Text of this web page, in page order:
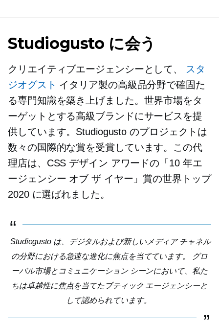
Studiogusto に会う
クリエイティブエージェンシーとして、
スタ
ジオグスト イタリア製の高級品分野で確固た
る専門知識を築き上げました。世界市場をタ
ーゲットとする高級ブランドにサービスを提
供しています。Studiogusto のプロジェクトは
数々の国際的な賞を受賞しています。この代
理店は、CSS デザイン アワードの「10 年エ
ージェンシー オブ ザ イヤー」賞の世界トップ
2020 に選ばれました。
Studiogusto は、デジタルおよび新しいメディア チャネル
の分野における急速な進化に焦点を当てています。 グロ
ーバル市場とコミュニケーション シーンにおいて、私た
ちは卓越性に焦点を当てたブティック エージェンシーと
して認められています。